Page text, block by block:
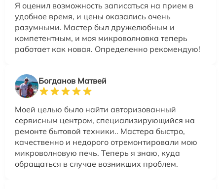
Я оценил возможность записаться на прием в
удобное время, и цены оказались очень
разумными. Мастер был дружелюбным и
компетентным, и моя микроволновка теперь
работает как новая. Определенно рекомендую!
Богданов Матвей
Моей целью было найти авторизованный
сервисным центром, специализирующийся на
ремонте бытовой техники.. Мастера быстро,
качественно и недорого отремонтировали мою
микроволновую печь. Теперь я знаю, куда
обращаться в случае возникших проблем.